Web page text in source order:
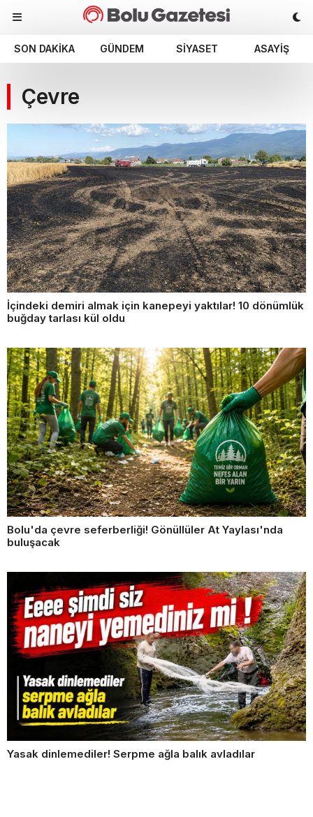
SON DAKIKA GÜNDEM SIYASET ASAYIŞ
Çevre
İçindeki demiri almak için kanepeyi yaktılar! 10 dönümlük
buğday tarlası kül oldu
Bolu'da çevre seferberliği! Gönüllüler At Yaylası'nda
buluşacak
Yasak dinlemediler! Serpme ağla balık avladılar